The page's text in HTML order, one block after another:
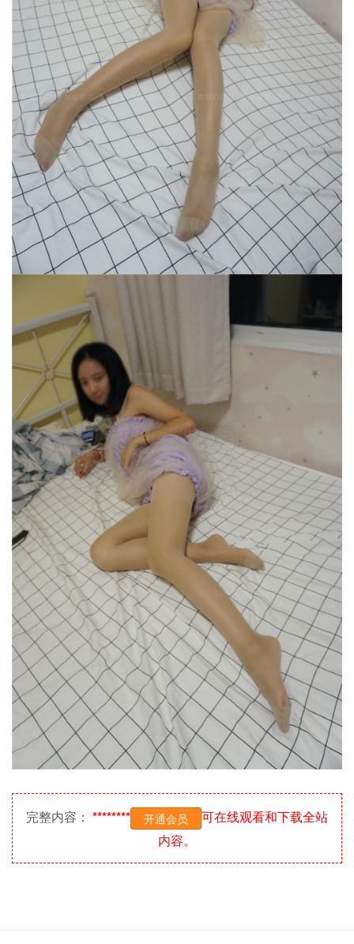
完整内容： ******** 开通会员
可在线观看和下载全站
内容。